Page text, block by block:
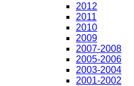
2012
2011
2010
2009
2007-2008
2005-2006
2003-2004
2001-2002